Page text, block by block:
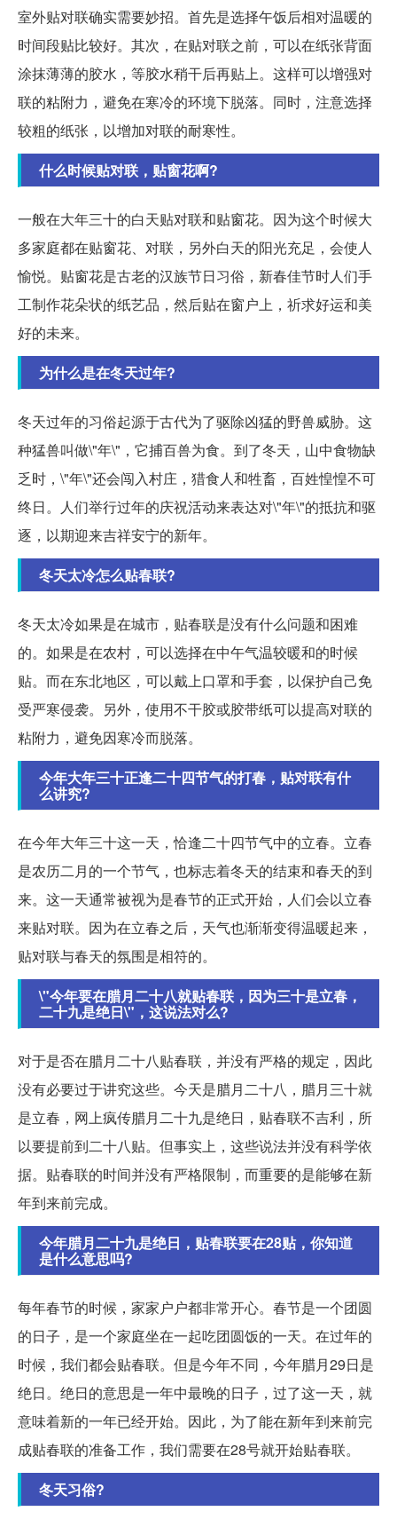
室外贴对联确实需要妙招。首先是选择午饭后相对温暖的
时间段贴比较好。其次，在贴对联之前，可以在纸张背面
涂抹薄薄的胶水，等胶水稍干后再贴上。这样可以增强对
联的粘附力，避免在寒冷的环境下脱落。同时，注意选择
较粗的纸张，以增加对联的耐寒性。
什么时候贴对联，贴窗花啊?
一般在大年三十的白天贴对联和贴窗花。因为这个时候大
多家庭都在贴窗花、对联，另外白天的阳光充足，会使人
愉悦。贴窗花是古老的汉族节日习俗，新春佳节时人们手
工制作花朵状的纸艺品，然后贴在窗户上，祈求好运和美
好的未来。
为什么是在冬天过年?
冬天过年的习俗起源于古代为了驱除凶猛的野兽威胁。这
种猛兽叫做\"年\"，它捕百兽为食。到了冬天，山中食物缺
乏时，\"年\"还会闯入村庄，猎食人和牲畜，百姓惶惶不可
终日。人们举行过年的庆祝活动来表达对\"年\"的抵抗和驱
逐，以期迎来吉祥安宁的新年。
冬天太冷怎么贴春联?
冬天太冷如果是在城市，贴春联是没有什么问题和困难
的。如果是在农村，可以选择在中午气温较暖和的时候
贴。而在东北地区，可以戴上口罩和手套，以保护自己免
受严寒侵袭。另外，使用不干胶或胶带纸可以提高对联的
粘附力，避免因寒冷而脱落。
今年大年三十正逢二十四节气的打春，贴对联有什
么讲究?
在今年大年三十这一天，恰逢二十四节气中的立春。立春
是农历二月的一个节气，也标志着冬天的结束和春天的到
来。这一天通常被视为是春节的正式开始，人们会以立春
来贴对联。因为在立春之后，天气也渐渐变得温暖起来，
贴对联与春天的氛围是相符的。
\"今年要在腊月二十八就贴春联，因为三十是立春，
二十九是绝日\"，这说法对么?
对于是否在腊月二十八贴春联，并没有严格的规定，因此
没有必要过于讲究这些。今天是腊月二十八，腊月三十就
是立春，网上疯传腊月二十九是绝日，贴春联不吉利，所
以要提前到二十八贴。但事实上，这些说法并没有科学依
据。贴春联的时间并没有严格限制，而重要的是能够在新
年到来前完成。
今年腊月二十九是绝日，贴春联要在28贴，你知道
是什么意思吗?
每年春节的时候，家家户户都非常开心。春节是一个团圆
的日子，是一个家庭坐在一起吃团圆饭的一天。在过年的
时候，我们都会贴春联。但是今年不同，今年腊月29日是
绝日。绝日的意思是一年中最晚的日子，过了这一天，就
意味着新的一年已经开始。因此，为了能在新年到来前完
成贴春联的准备工作，我们需要在28号就开始贴春联。
冬天习俗?